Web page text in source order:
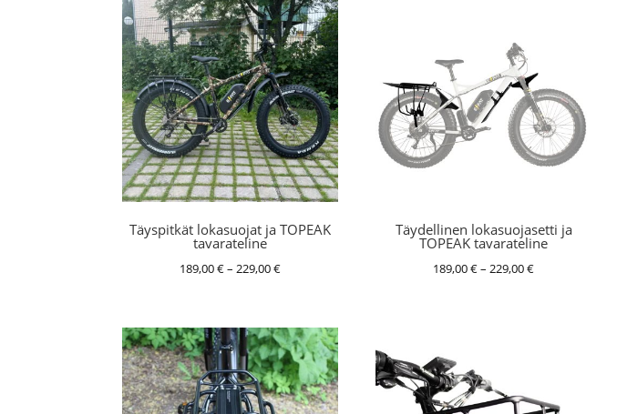
Täyspitkät lokasuojat ja TOPEAK
tavarateline
189,00€– 229,00€Hintaluokka:
229,00 €
Täydellinen lokasuojasetti ja
TOPEAK tavarateline
189,00€– 229,00€Hintaluokka: